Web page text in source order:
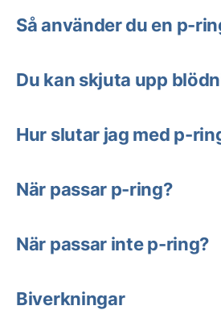
Så använder du en p-
Du kan skjuta upp
Hur slutar jag med p-
När passar p-ring?
När passar inte p-ring?
Biverkningar